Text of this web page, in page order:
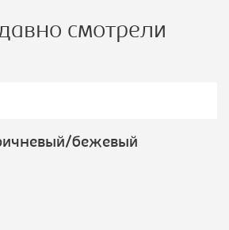
смотрели
бежевый